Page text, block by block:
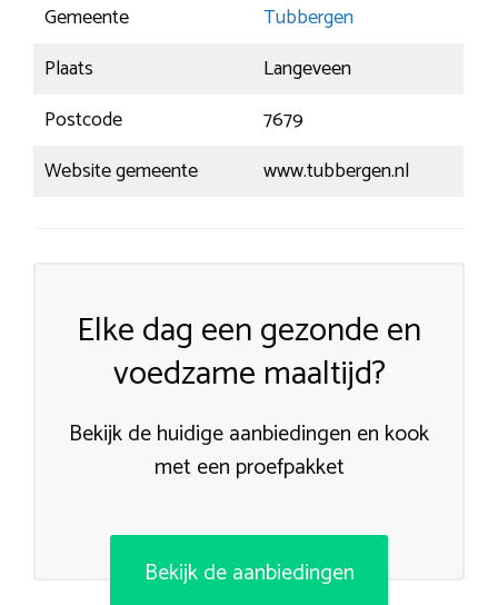
Gemeente
Tubbergen
Plaats
Langeveen
Postcode
7679
Website gemeente
www.tubbergen.nl
Elke dag een gezonde en
voedzame maaltijd?
Bekijk de huidige aanbiedingen en kook
met een proefpakket
Bekijk de aanbiedingen